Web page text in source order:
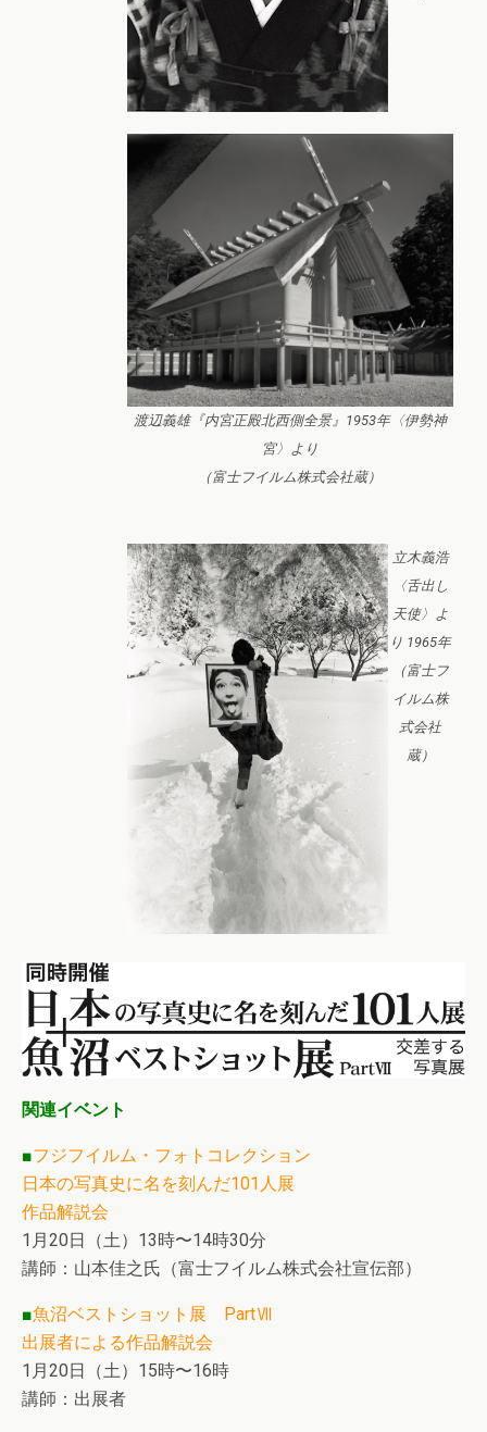
渡辺義雄『内宮正殿北西側全景』1953年〈伊勢神
宮〉より
（富士フイルム株式会社蔵）
立木義浩
〈舌出し
天使〉よ
り 1965年
（富士フ
イルム株
式会社
蔵）
関連イベント
■フジフイルム・フォトコレクション
日本の写真史に名を刻んだ101人展
作品解説会
1月20日（土）13時〜14時30分
講師：山本佳之氏（富士フイルム株式会社宣伝部）
■魚沼ベストショット展 PartⅦ
出展者による作品解説会
1月20日（土）15時〜16時
講師：出展者